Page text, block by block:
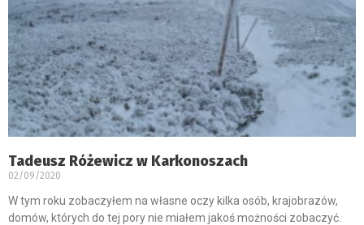
Tadeusz Różewicz w Karkonoszach
02/09/2020
W tym roku zobaczyłem na własne oczy kilka osób, krajobrazów,
domów, których do tej pory nie miałem jakoś możności zobaczyć.